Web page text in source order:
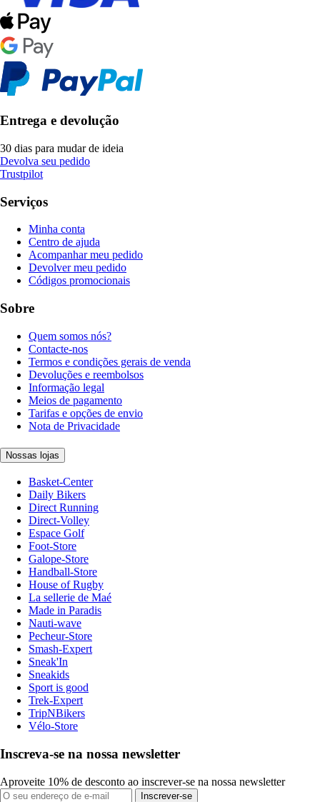
Entrega e devolução
30 dias para mudar de ideia
Devolva seu pedido
Trustpilot
Serviços
Minha conta
Centro de ajuda
Acompanhar meu pedido
Devolver meu pedido
Códigos promocionais
Sobre
Quem somos nós?
Contacte-nos
Termos e condições gerais de venda
Devoluções e reembolsos
Informação legal
Meios de pagamento
Tarifas e opções de envio
Nota de Privacidade
Nossas lojas
Basket-Center
Daily Bikers
Direct Running
Direct-Volley
Espace Golf
Foot-Store
Galope-Store
Handball-Store
House of Rugby
La sellerie de Maé
Made in Paradis
Nauti-wave
Pecheur-Store
Smash-Expert
Sneak'In
Sneakids
Sport is good
Trek-Expert
TripNBikers
Vélo-Store
Inscreva-se na nossa newsletter
Aproveite 10% de desconto ao inscrever-se na nossa newsletter
Inscrever-se